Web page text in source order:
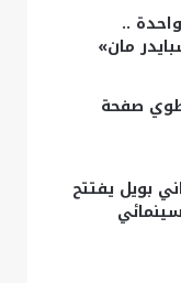
واحدة ..
مان»
صفحة
بويل يفتتح